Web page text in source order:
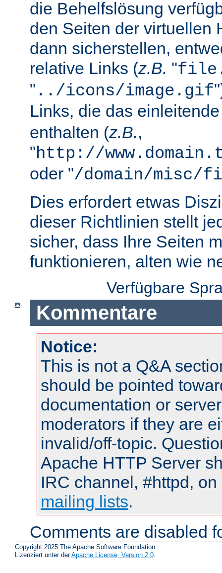
die Behelfslösung
den Seiten der virtuellen
dann sicherstellen,
relative Links (z.B. "
" ../icons/image.gif
Links, die das
enthalten (z.B.,
"http://
oder "/domain/misc/
Dies erfordert etwas
dieser Richtlinien stellt
sicher, dass Ihre Seiten
funktionieren, alten wie
Verfügbare
Kommentare
Notice:
This is not a Q&A
should be pointed
documentation or
moderators if they are
invalid/off-topic.
Apache HTTP Server
IRC channel, #httpd,
mailing lists.
Comments are disabled
Copyright 2025 The Apache Software Foundation.
Lizenziert unter derApache License, Version 2.0.